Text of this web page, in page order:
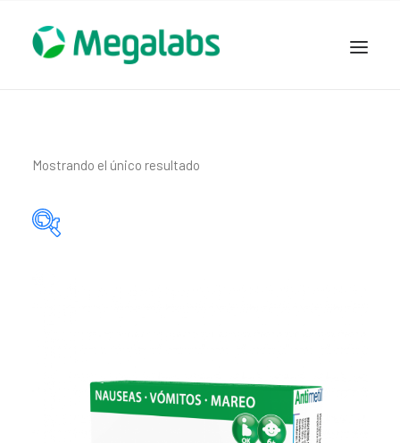
MEGASALUD
TRABAJAR EN MEGALABS
CONTACTO
Mostrando el único resultado